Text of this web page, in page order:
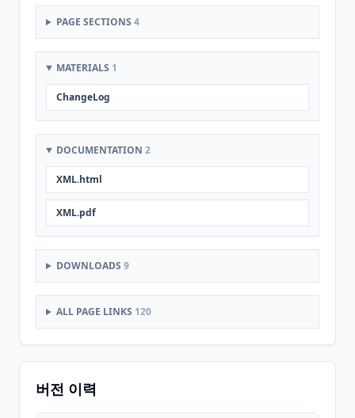
PAGE SECTIONS 4
MATERIALS 1
ChangeLog
DOCUMENTATION 2
XML.html
XML.pdf
DOWNLOADS 9
ALL PAGE LINKS 120
버전 이력